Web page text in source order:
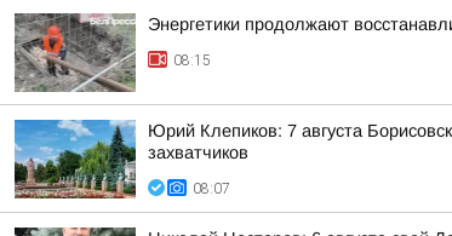
Энергетики продолжают
08:15
Юрий Клепиков: 7 августа
захватчиков
08:07